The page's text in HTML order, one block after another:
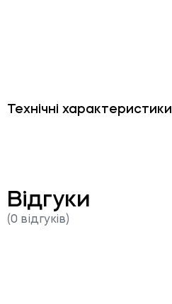
Технічні характеристики
Відгуки
(0 відгуків)